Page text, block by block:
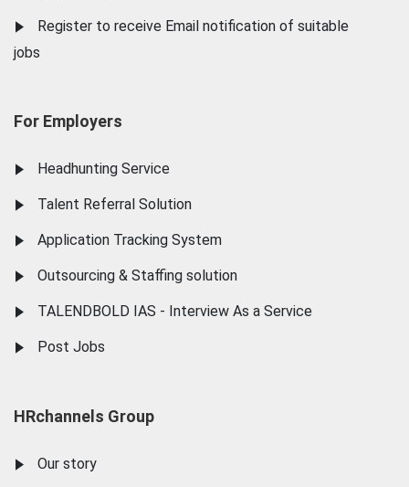
Register to receive Email notification of suitable
jobs
For Employers
Headhunting Service
Talent Referral Solution
Application Tracking System
Outsourcing & Staffing solution
TALENDBOLD IAS - Interview As a Service
Post Jobs
HRchannels Group
Our story